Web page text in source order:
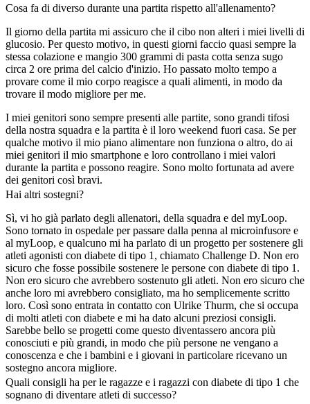
Cosa fa di diverso durante una partita rispetto all'allenamento?
Il giorno della partita mi assicuro che il cibo non alteri i miei livelli di
glucosio. Per questo motivo, in questi giorni faccio quasi sempre la
stessa colazione e mangio 300 grammi di pasta cotta senza sugo
circa 2 ore prima del calcio d'inizio. Ho passato molto tempo a
provare come il mio corpo reagisce a quali alimenti, in modo da
trovare il modo migliore per me.
I miei genitori sono sempre presenti alle partite, sono grandi tifosi
della nostra squadra e la partita è il loro weekend fuori casa. Se per
qualche motivo il mio piano alimentare non funziona o altro, do ai
miei genitori il mio smartphone e loro controllano i miei valori
durante la partita e possono reagire. Sono molto fortunata ad avere
dei genitori così bravi.
Hai altri sostegni?
Sì, vi ho già parlato degli allenatori, della squadra e del myLoop.
Sono tornato in ospedale per passare dalla penna al microinfusore e
al myLoop, e qualcuno mi ha parlato di un progetto per sostenere gli
atleti agonisti con diabete di tipo 1, chiamato Challenge D. Non ero
sicuro che fosse possibile sostenere le persone con diabete di tipo 1.
Non ero sicuro che avrebbero sostenuto gli atleti. Non ero sicuro che
anche loro mi avrebbero consigliato, ma ho semplicemente scritto
loro. Così sono entrata in contatto con Ulrike Thurm, che si occupa
di molti atleti con diabete e mi ha dato alcuni preziosi consigli.
Sarebbe bello se progetti come questo diventassero ancora più
conosciuti e più grandi, in modo che più persone ne vengano a
conoscenza e che i bambini e i giovani in particolare ricevano un
sostegno ancora migliore.
Quali consigli ha per le ragazze e i ragazzi con diabete di tipo 1 che
sognano di diventare atleti di successo?